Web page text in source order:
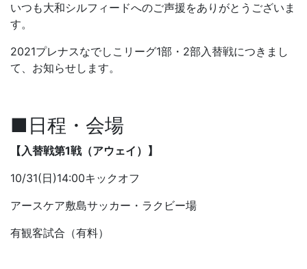
いつも大和シルフィードへのご声援をありがとうございま
す。
2021プレナスなでしこリーグ1部・2部入替戦につきまし
て、お知らせします。
■日程・会場
【入替戦第1戦（アウェイ）】
10/31(日)14:00キックオフ
アースケア敷島サッカー・ラクビー場
有観客試合（有料）